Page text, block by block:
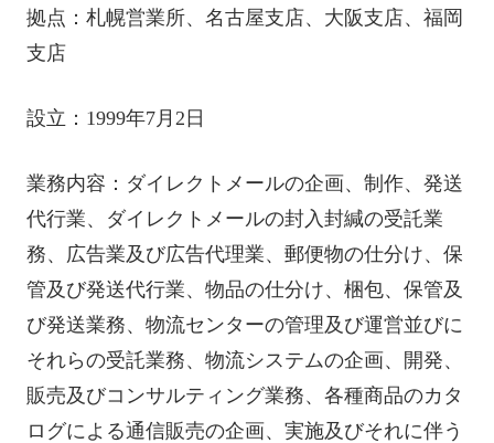
拠点：札幌営業所、名古屋支店、大阪支店、福岡
支店
設立：1999年7月2日
業務内容：ダイレクトメールの企画、制作、発送
代行業、ダイレクトメールの封入封緘の受託業
務、広告業及び広告代理業、郵便物の仕分け、保
管及び発送代行業、物品の仕分け、梱包、保管及
び発送業務、物流センターの管理及び運営並びに
それらの受託業務、物流システムの企画、開発、
販売及びコンサルティング業務、各種商品のカタ
ログによる通信販売の企画、実施及びそれに伴う